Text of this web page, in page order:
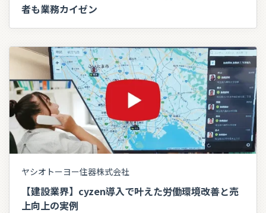
者も業務カイゼン
ヤシオトーヨー住器株式会社
【建設業界】cyzen導入で叶えた労働環境改善と売
上向上の実例